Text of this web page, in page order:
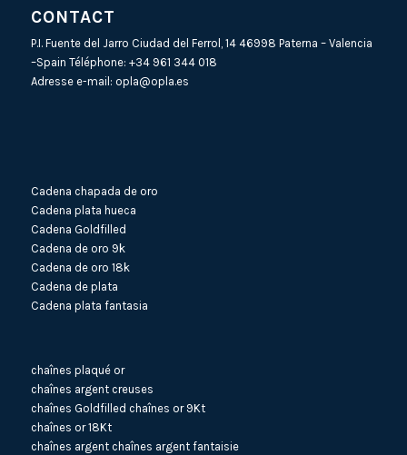
CONTACT
P.I. Fuente del Jarro Ciudad del Ferrol, 14 46998 Paterna – Valencia
–Spain Téléphone: +34 961 344 018
Adresse e-mail: opla@opla.es
Cadena chapada de oro
Cadena plata hueca
Cadena Goldfilled
Cadena de oro 9k
Cadena de oro 18k
Cadena de plata
Cadena plata fantasia
chaînes plaqué or
chaînes argent creuses
chaînes Goldfilled chaînes or 9Kt
chaînes or 18Kt
chaînes argent chaînes argent fantaisie